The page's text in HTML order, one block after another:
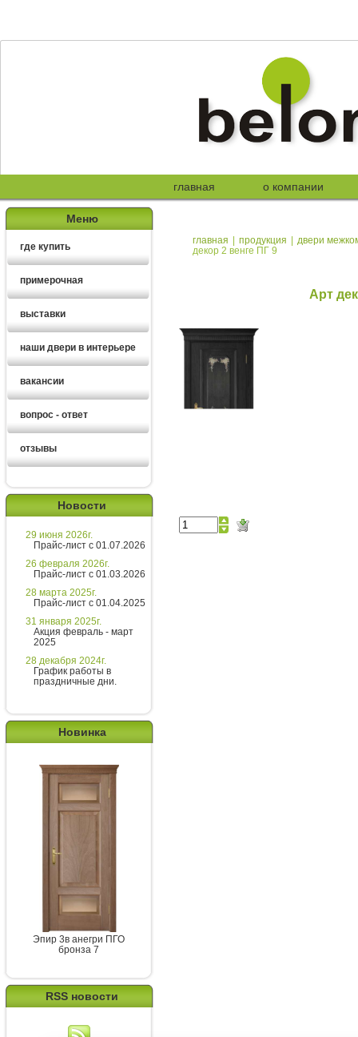
главная о компании
Меню
где купить
примерочная
выставки
наши двери в интерьере
вакансии
вопрос - ответ
отзывы
Новости
29 июня 2026г.
Прайс-лист с 01.07.2026
26 февраля 2026г.
Прайс-лист с 01.03.2026
28 марта 2025г.
Прайс-лист с 01.04.2025
31 января 2025г.
Акция февраль - март
2025
28 декабря 2024г.
График работы в
праздничные дни.
Новинка
Эпир 3в анегри ПГО
бронза 7
RSS новости
главная | продукция | двери
декор 2 венге ПГ 9
Арт
Введите сообщение
Ирина
Здравствуйте!
Хотите получить расчет
стоимости за 5 минут?
Напишите мне и я все расскажу
подробно!